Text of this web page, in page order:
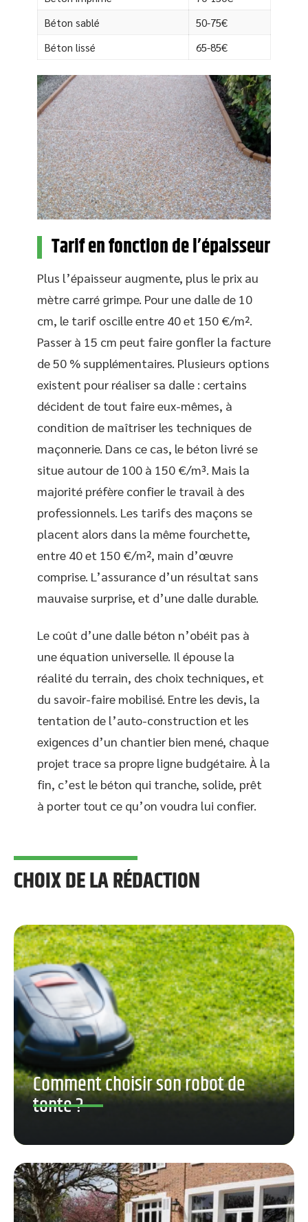
Béton sablé
50-75€
Béton lissé
65-85€
Tarif en fonction de l’épaisseur
Plus l’épaisseur augmente, plus le prix au
mètre carré grimpe. Pour une dalle de 10
cm, le tarif oscille entre 40 et 150 €/m².
Passer à 15 cm peut faire gonfler la facture
de 50 % supplémentaires. Plusieurs options
existent pour réaliser sa dalle : certains
décident de tout faire eux-mêmes, à
condition de maîtriser les techniques de
maçonnerie. Dans ce cas, le béton livré se
situe autour de 100 à 150 €/m³. Mais la
majorité préfère confier le travail à des
professionnels. Les tarifs des maçons se
placent alors dans la même fourchette,
entre 40 et 150 €/m², main d’œuvre
comprise. L’assurance d’un résultat sans
mauvaise surprise, et d’une dalle durable.
Le coût d’une dalle béton n’obéit pas à
une équation universelle. Il épouse la
réalité du terrain, des choix techniques, et
du savoir-faire mobilisé. Entre les devis, la
tentation de l’auto-construction et les
exigences d’un chantier bien mené, chaque
projet trace sa propre ligne budgétaire. À la
fin, c’est le béton qui tranche, solide, prêt
à porter tout ce qu’on voudra lui confier.
CHOIX DE LA RÉDACTION
Comment choisir son robot de
tonte ?